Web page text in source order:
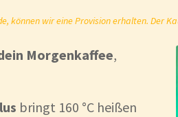
können wir eine Provision erhalten. Der
Morgenkaffee,
bringt 160 °C heißen